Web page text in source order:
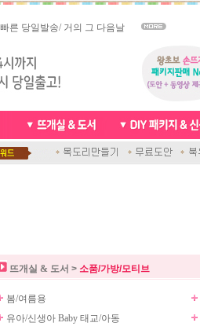
스마트폰으로 핸드폰 결제 ,카드
배송완료 /
뜨개실 & 도서 > 소품/가방/모티브
봄/여름용
유아/신생아 Baby 태교/아동